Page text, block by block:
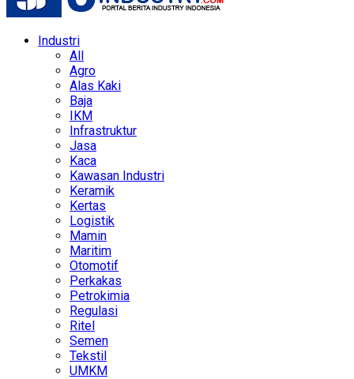
Industri
All
Agro
Alas Kaki
Baja
IKM
Infrastruktur
Jasa
Kaca
Kawasan Industri
Keramik
Kertas
Logistik
Mamin
Maritim
Otomotif
Perkakas
Petrokimia
Regulasi
Ritel
Semen
Tekstil
UMKM